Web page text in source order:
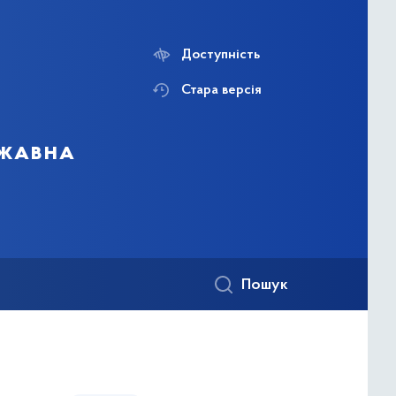
Доступність
Стара версія
Пошук